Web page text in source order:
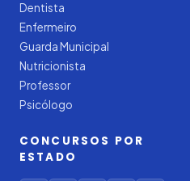
Dentista
Enfermeiro
Guarda Municipal
Nutricionista
Professor
Psicólogo
CONCURSOS POR
ESTADO